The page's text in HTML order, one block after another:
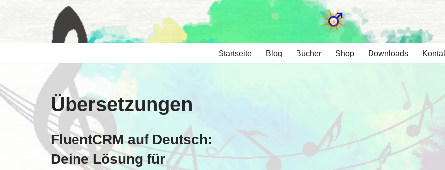
Startseite Blog Bücher Shop Downloads
Übersetzungen
FluentCRM auf Deutsch:
Deine Lösung für